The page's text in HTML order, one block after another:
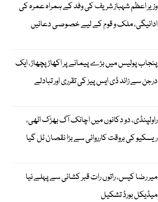
وزیر اعظم شہباز شریف کی وفد کے ہمراہ عمرہ کی
ادائیگی، ملک و قوم کے لیے خصوصی دعائیں
پنجاب پولیس میں بڑے پیمانے پر اکھاڑ پچھاڑ، ایک
درجن سے زائد ڈی ایس پیز کی تقرری اور تبادلے
راولپنڈی، دو دکانوں میں اچانک آگ بھڑک اٹھی،
ریسکیو کی بروقت کارروائی سے بڑا نقصان ٹل گیا
میر رضا کیس، راتوں رات قبر کشائی سے پہلے نیا
میڈیکل بورڈ تشکیل